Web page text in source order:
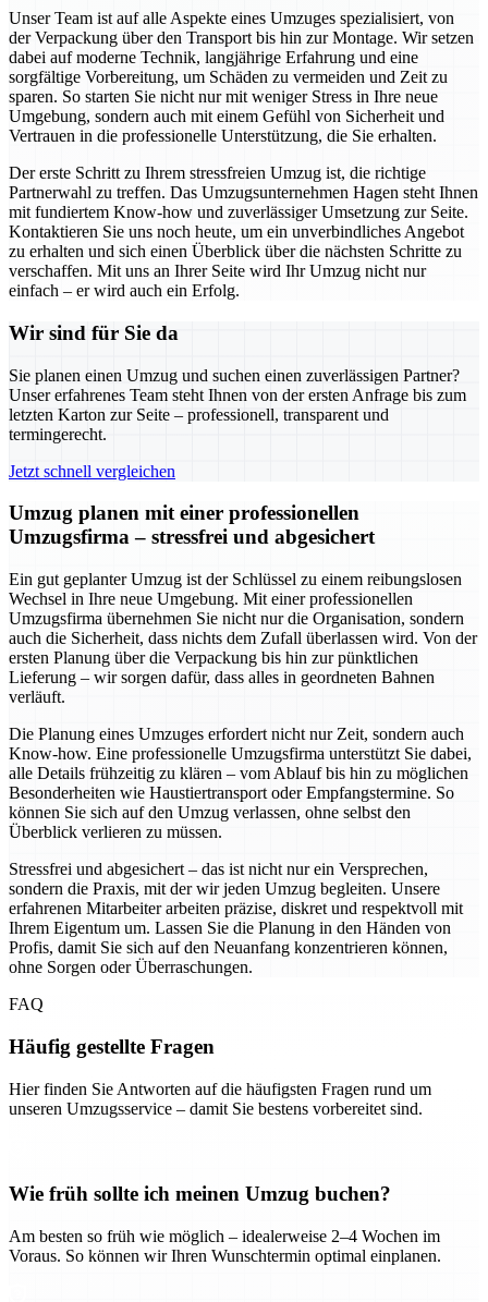
Unser Team ist auf alle Aspekte eines Umzuges spezialisiert, von
der Verpackung über den Transport bis hin zur Montage. Wir setzen
dabei auf moderne Technik, langjährige Erfahrung und eine
sorgfältige Vorbereitung, um Schäden zu vermeiden und Zeit zu
sparen. So starten Sie nicht nur mit weniger Stress in Ihre neue
Umgebung, sondern auch mit einem Gefühl von Sicherheit und
Vertrauen in die professionelle Unterstützung, die Sie erhalten.
Der erste Schritt zu Ihrem stressfreien Umzug ist, die richtige
Partnerwahl zu treffen. Das Umzugsunternehmen Hagen steht Ihnen
mit fundiertem Know-how und zuverlässiger Umsetzung zur Seite.
Kontaktieren Sie uns noch heute, um ein unverbindliches Angebot
zu erhalten und sich einen Überblick über die nächsten Schritte zu
verschaffen. Mit uns an Ihrer Seite wird Ihr Umzug nicht nur
einfach – er wird auch ein Erfolg.
Wir sind für Sie da
Sie planen einen Umzug und suchen einen zuverlässigen Partner?
Unser erfahrenes Team steht Ihnen von der ersten Anfrage bis zum
letzten Karton zur Seite – professionell, transparent und
termingerecht.
Jetzt schnell vergleichen
Umzug planen mit einer professionellen
Umzugsfirma – stressfrei und abgesichert
Ein gut geplanter Umzug ist der Schlüssel zu einem reibungslosen
Wechsel in Ihre neue Umgebung. Mit einer professionellen
Umzugsfirma übernehmen Sie nicht nur die Organisation, sondern
auch die Sicherheit, dass nichts dem Zufall überlassen wird. Von der
ersten Planung über die Verpackung bis hin zur pünktlichen
Lieferung – wir sorgen dafür, dass alles in geordneten Bahnen
verläuft.
Die Planung eines Umzuges erfordert nicht nur Zeit, sondern auch
Know-how. Eine professionelle Umzugsfirma unterstützt Sie dabei,
alle Details frühzeitig zu klären – vom Ablauf bis hin zu möglichen
Besonderheiten wie Haustiertransport oder Empfangstermine. So
können Sie sich auf den Umzug verlassen, ohne selbst den
Überblick verlieren zu müssen.
Stressfrei und abgesichert – das ist nicht nur ein Versprechen,
sondern die Praxis, mit der wir jeden Umzug begleiten. Unsere
erfahrenen Mitarbeiter arbeiten präzise, diskret und respektvoll mit
Ihrem Eigentum um. Lassen Sie die Planung in den Händen von
Profis, damit Sie sich auf den Neuanfang konzentrieren können,
ohne Sorgen oder Überraschungen.
FAQ
Häufig gestellte Fragen
Hier finden Sie Antworten auf die häufigsten Fragen rund um
unseren Umzugsservice – damit Sie bestens vorbereitet sind.
Wie früh sollte ich meinen Umzug buchen?
Am besten so früh wie möglich – idealerweise 2–4 Wochen im
Voraus. So können wir Ihren Wunschtermin optimal einplanen.